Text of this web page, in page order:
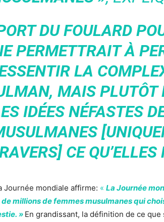
DU FOULARD
PERMETTRAIT À
LA
MAIS PLUTÔT
IDÉES NÉFASTES
CE QU’ELLES
Journée mondiale affirme: « La Journée
millions de femmes musulmanes qui
» En grandissant, la définition de ce